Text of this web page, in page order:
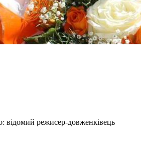
відомий режисер-довженківець